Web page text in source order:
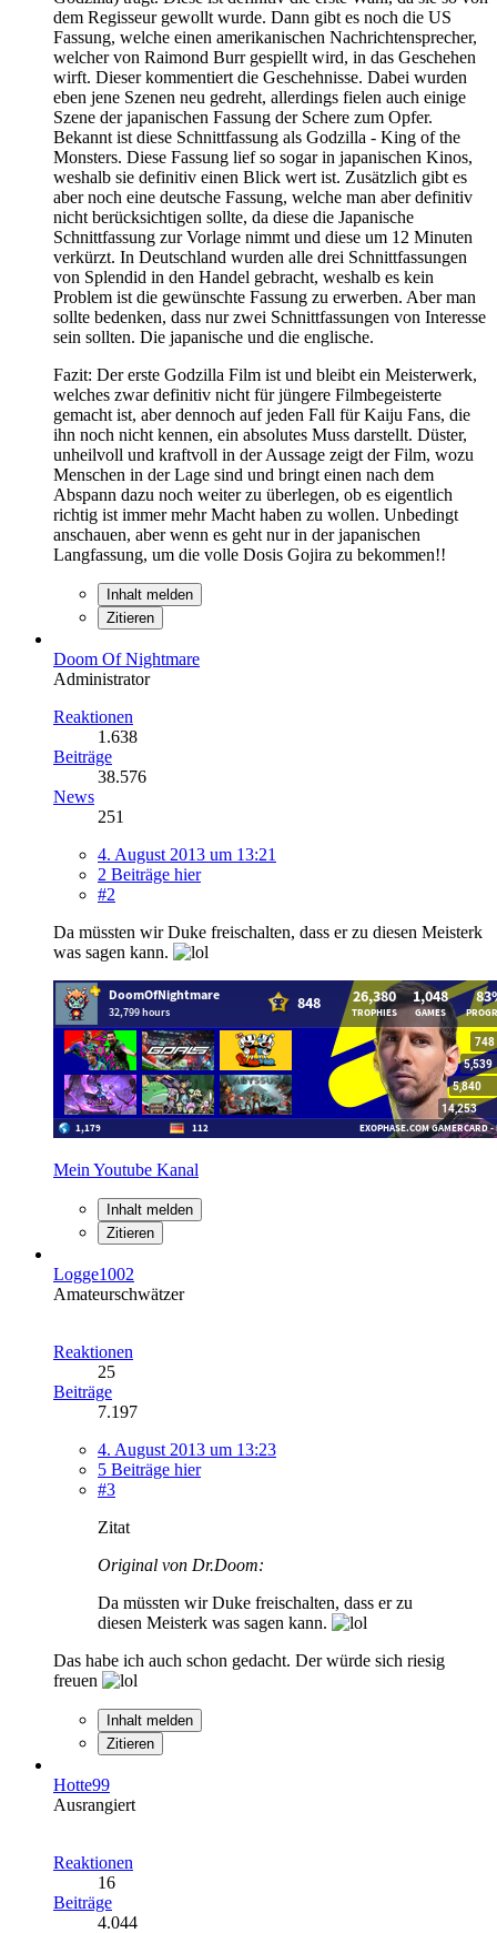
dem Regisseur gewollt wurde. Dann gibt es noch die US
Fassung, welche einen amerikanischen Nachrichtensprecher,
welcher von Raimond Burr gespiellt wird, in das Geschehen
wirft. Dieser kommentiert die Geschehnisse. Dabei wurden
eben jene Szenen neu gedreht, allerdings fielen auch einige
Szene der japanischen Fassung der Schere zum Opfer.
Bekannt ist diese Schnittfassung als Godzilla - King of the
Monsters. Diese Fassung lief so sogar in japanischen Kinos,
weshalb sie definitiv einen Blick wert ist. Zusätzlich gibt es
aber noch eine deutsche Fassung, welche man aber definitiv
nicht berücksichtigen sollte, da diese die Japanische
Schnittfassung zur Vorlage nimmt und diese um 12 Minuten
verkürzt. In Deutschland wurden alle drei Schnittfassungen
von Splendid in den Handel gebracht, weshalb es kein
Problem ist die gewünschte Fassung zu erwerben. Aber man
sollte bedenken, dass nur zwei Schnittfassungen von Interesse
sein sollten. Die japanische und die englische.
Fazit: Der erste Godzilla Film ist und bleibt ein Meisterwerk,
welches zwar definitiv nicht für jüngere Filmbegeisterte
gemacht ist, aber dennoch auf jeden Fall für Kaiju Fans, die
ihn noch nicht kennen, ein absolutes Muss darstellt. Düster,
unheilvoll und kraftvoll in der Aussage zeigt der Film, wozu
Menschen in der Lage sind und bringt einen nach dem
Abspann dazu noch weiter zu überlegen, ob es eigentlich
richtig ist immer mehr Macht haben zu wollen. Unbedingt
anschauen, aber wenn es geht nur in der japanischen
Langfassung, um die volle Dosis Gojira zu bekommen!!
Inhalt melden
Zitieren
Doom Of Nightmare
Administrator
Reaktionen
1.638
Beiträge
38.576
News
251
4. August 2013 um 13:21
2 Beiträge hier
#2
Da müssten wir Duke freischalten, dass er zu diesen Meisterk
was sagen kann.
Mein Youtube Kanal
Inhalt melden
Zitieren
Logge1002
Amateurschwätzer
Reaktionen
25
Beiträge
7.197
4. August 2013 um 13:23
5 Beiträge hier
#3
Zitat
Original von Dr.Doom:
Da müssten wir Duke freischalten, dass er zu
diesen Meisterk was sagen kann.
Das habe ich auch schon gedacht. Der würde sich riesig
freuen
Inhalt melden
Zitieren
Hotte99
Ausrangiert
Reaktionen
16
Beiträge
4.044